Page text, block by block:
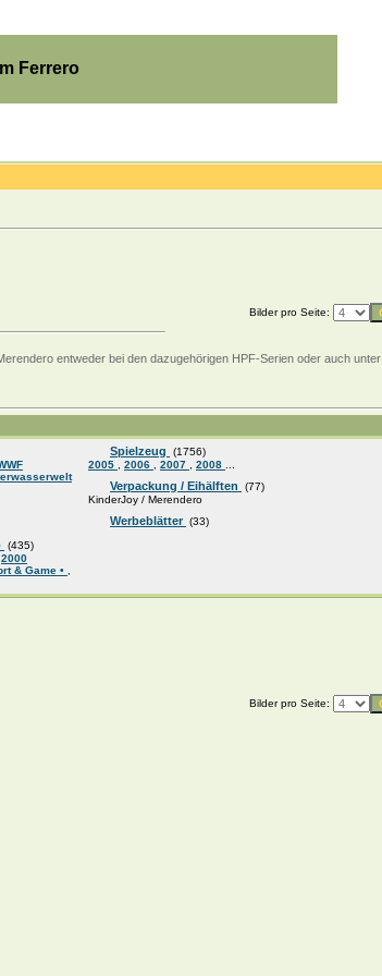
Ferrero
Bilder pro Seite:
entweder bei den dazugehörigen HPF-Serien oder auch unter
(435)
2000
& Game •
Spielzeug
(1756)
2005
2006 2007 2008
Verpackung / Eihälften
(77)
KinderJoy / Merendero
Werbeblätter (33)
Bilder pro Seite: